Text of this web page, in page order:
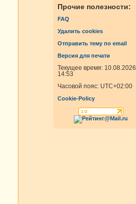
Прочие полезности:
FAQ
Удалить cookies
Отправить тему по email
Версия для печати
Текущее время: 10.08.2026
14:53
Часовой пояс: UTC+02:00
Cookie-Policy